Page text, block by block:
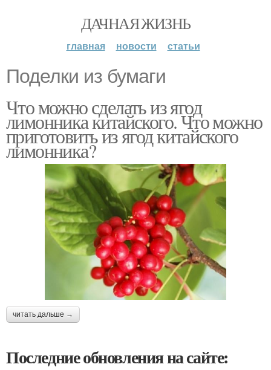
ДАЧНАЯ ЖИЗНЬ
главная новости статьи
Поделки из бумаги
Что можно сделать из ягод
лимонника китайского. Что можно
приготовить из ягод китайского
лимонника?
читать дальше →
Последние обновления на сайте: